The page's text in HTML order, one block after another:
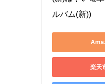
ルバム(新))
楽天